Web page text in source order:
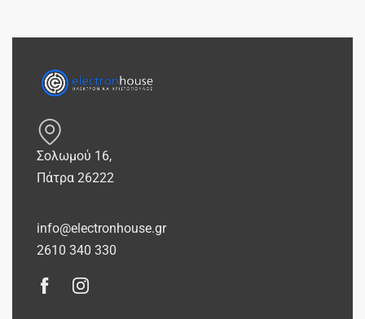
Σολωμού 16,
Πάτρα 26222
info@electronhouse.gr
2610 340 330